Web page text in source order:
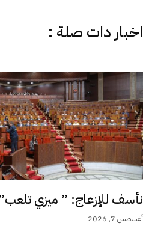
اخبار دات صلة :
نأسف للإزعاج: ” ميزي
أغسطس 7, 2026